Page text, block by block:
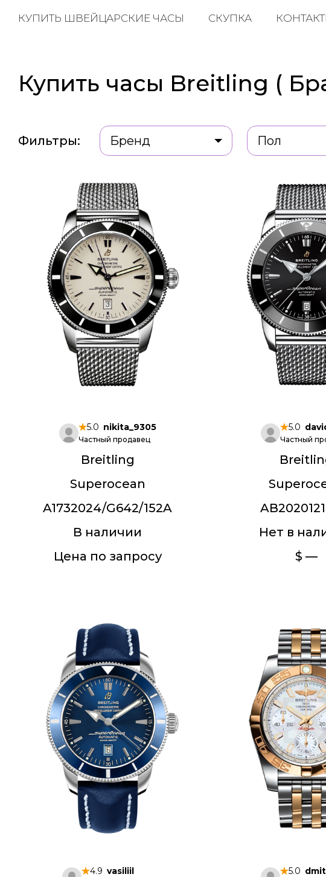
КУПИТЬ ШВЕЙЦАРСКИЕ ЧАСЫ СКУПКА
Купить часы Breitling (
Фильтры: Бренд Пол
5.0 nikita_9305
Частный продавец
Breitling
Superocean
A1732024/G642/152A
В наличии
Цена по запросу
5.0
Частный
Нет в
$ —
4.9 vasiliil 5.0